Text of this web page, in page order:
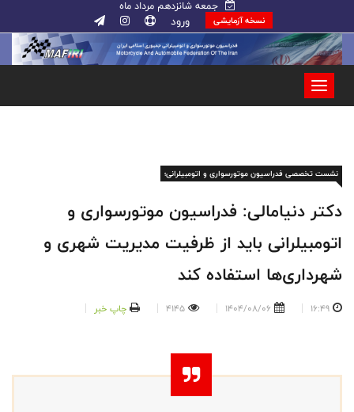
جمعه شانزدهم مرداد ماه
نسخه آزمایشی ورود
نشست تخصصی فدراسیون موتورسواری و اتومبیلرانی؛
دکتر دنیامالی: فدراسیون موتورسواری و
اتومبیلرانی باید از ظرفیت مدیریت شهری و
شهرداری‌ها استفاده کند
16:49
1404/08/06
4145 چاپ خبر